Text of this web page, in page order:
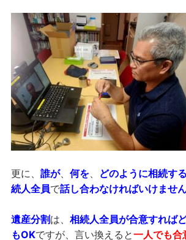
更に、 誰が、 何を、 どのように相続す
続人全員で話し合わなければいけませ
遺産分割は、 相続人全員が合意すれば
もOKですが、言い換えると一人でも合